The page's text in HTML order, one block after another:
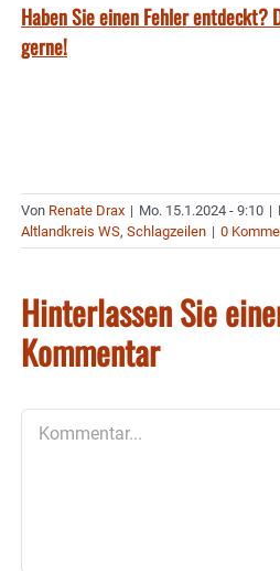
Haben Sie einen Fehler entdeckt?
gerne!
Von Renate Drax | Mo. 15.1.2024 - 9:10 |
Altlandkreis WS, Schlagzeilen | 0
Hinterlassen Sie
Kommentar